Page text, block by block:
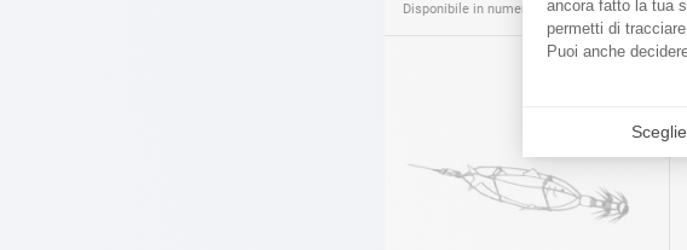
Disponibile in numerose varianti